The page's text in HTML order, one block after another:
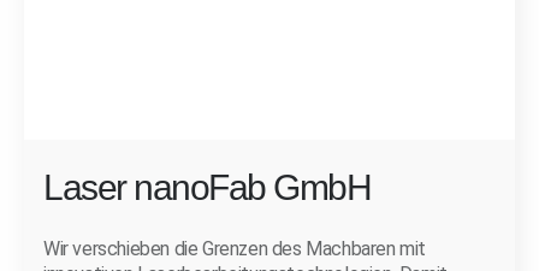
Laser nanoFab GmbH
Wir verschieben die Grenzen des Machbaren mit